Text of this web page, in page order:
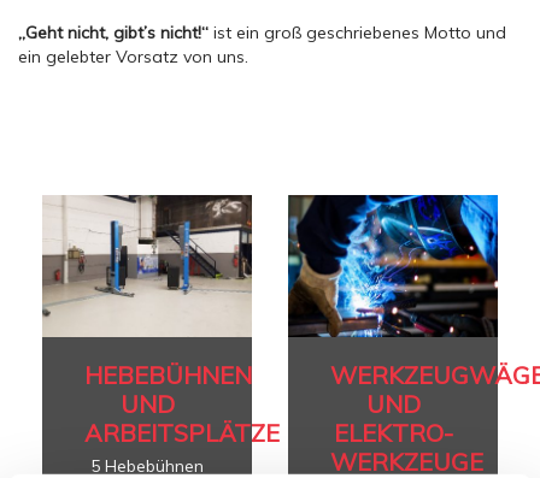
„Geht nicht, gibt’s nicht!“ ist ein groß geschriebenes Motto und
ein gelebter Vorsatz von uns.
HEBEBÜHNEN
UND
ARBEITSPLÄTZE
5 Hebebühnen
UND
ELEKTRO-
WERKZEUGE